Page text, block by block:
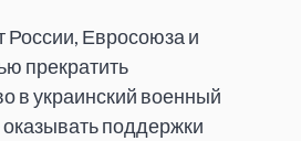
России, Евросоюза и
прекратить
в украинский военный
поддержки